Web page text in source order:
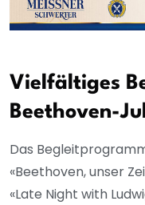
Vielfältiges
Beethoven-
Das
«Beethoven, unser
«Late Night with